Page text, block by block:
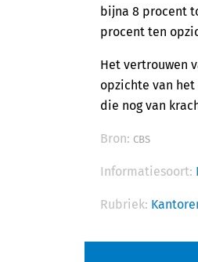
bijna 8 procent
procent ten
Het vertrouwen
opzichte van
die nog van
Bron: CBS
Informatiesoort:
Rubriek: